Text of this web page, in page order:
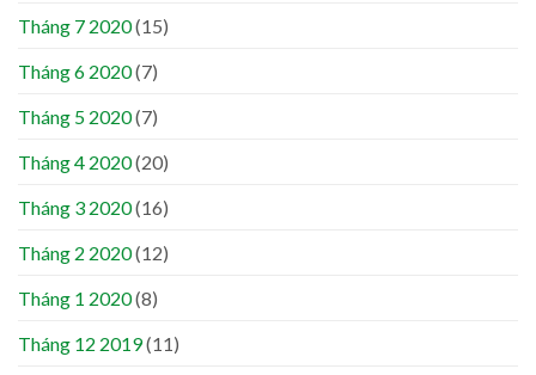
Tháng 7 2020(15)
Tháng 6 2020(7)
Tháng 5 2020(7)
Tháng 4 2020(20)
Tháng 3 2020(16)
Tháng 2 2020(12)
Tháng 1 2020(8)
Tháng 12 2019(11)